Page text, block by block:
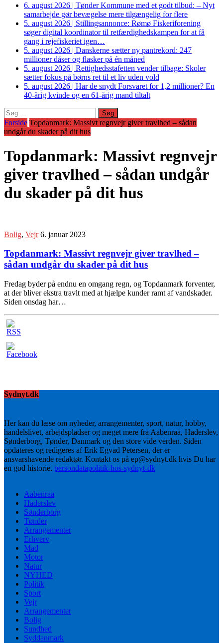
6. august 2026 | Tønder Kommune med et godt tilbud: – Nyt
samarbejde gør bevægelse mere tilgængelig for flere
5. august 2026 | Stillingsannonce: Rømø Fiskeriforening
søger digital koordinator til retfærdighedskampen for at få
gang i rejefiskeriet igen…
5. august 2026 | Danskerne sætter ny pantrekord: 247
millioner dåser og flasker på én måned
5. august 2026 | Rettighedsstafetten vender tilbage: Skoler
sætter fokus på børns ret til et liv uden vold
5. august 2026 | Har de snydt Forsvaret for 1,2 millioner? En
40-årig kvinde og en 61-årig mand tiltalt
Søg
efter:
Forside Topdanmark: Massivt regnvejr giver travlhed – sådan
undgår du skader på dit hus
Topdanmark: Massivt regnvejr
giver travlhed – sådan undgår
du skader på dit hus
Bolig, Vejr 6. januar 2023
Topdanmark: Massivt regnvejr giver travlhed –
sådan undgår du skader på dit hus
Fredag byder på endnu en omgang regn, og Topdanmark forventer,
at der bliver ekstra travlt med at hjælpe kunder ramt af vandskader.
Siden onsdag har…
Sydnyt.dk
Her kan du læse om nyheder, arrangementer, sport, natur, hobby,
handelslivet, arbejdspladser og meget mere fra Aabenraa, Haderslev,
Sønderborg, Tønder, Danmark og den store vide verden. Siden
opdateres og redigeres af Erik Egvad Petersen, der er
ansvarshavende redaktør. Kontakt os på ep@sydnyt.dk hvis Du har
en god historie. persondatapolitik-hos-sydnyt-dk
Aabenraa
Haderslev
Sønderborg
Tønder
Arrangementer
Erhverv
Mad
Motor
Natur
NYHED
Politik
Sport
Vejr
Arrangementer
Bolig
Sundhed
Syddanmark